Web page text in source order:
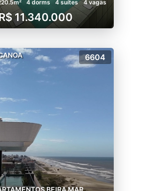
4 dorms 4 suítes 4 vagas
11.340.000
6604
BEIRA MAR